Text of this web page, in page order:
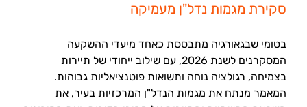
סקירת מגמות נדל"ן מעמיקה
בטומי שבגאורגיה מתבססת כאחד מיעדי ההשקעה
המסקרנים לשנת 2026, עם שילוב ייחודי של תיירות
בצמיחה, רגולציה נוחה ותשואות פוטנציאליות גבוהות.
המאמר מנתח את מגמות הנדל"ן המרכזיות בעיר, את